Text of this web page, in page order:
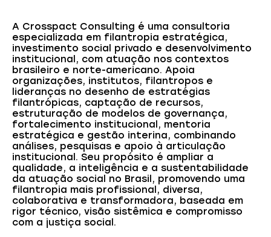
A Crosspact Consulting é uma consultoria
especializada em filantropia estratégica,
investimento social privado e desenvolvimento
institucional, com atuação nos contextos
brasileiro e norte-americano. Apoia
organizações, institutos, filantropos e
lideranças no desenho de estratégias
filantrópicas, captação de recursos,
estruturação de modelos de governança,
fortalecimento institucional, mentoria
estratégica e gestão interina, combinando
análises, pesquisas e apoio à articulação
institucional. Seu propósito é ampliar a
qualidade, a inteligência e a sustentabilidade
da atuação social no Brasil, promovendo uma
filantropia mais profissional, diversa,
colaborativa e transformadora, baseada em
rigor técnico, visão sistêmica e compromisso
com a justiça social.